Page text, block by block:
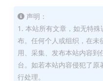
声明：
1. 本站所有文章，如无特
布。任何个人或组织，在未
用、采集、发布本站内容
台。如若本站内容侵犯了
行处理。